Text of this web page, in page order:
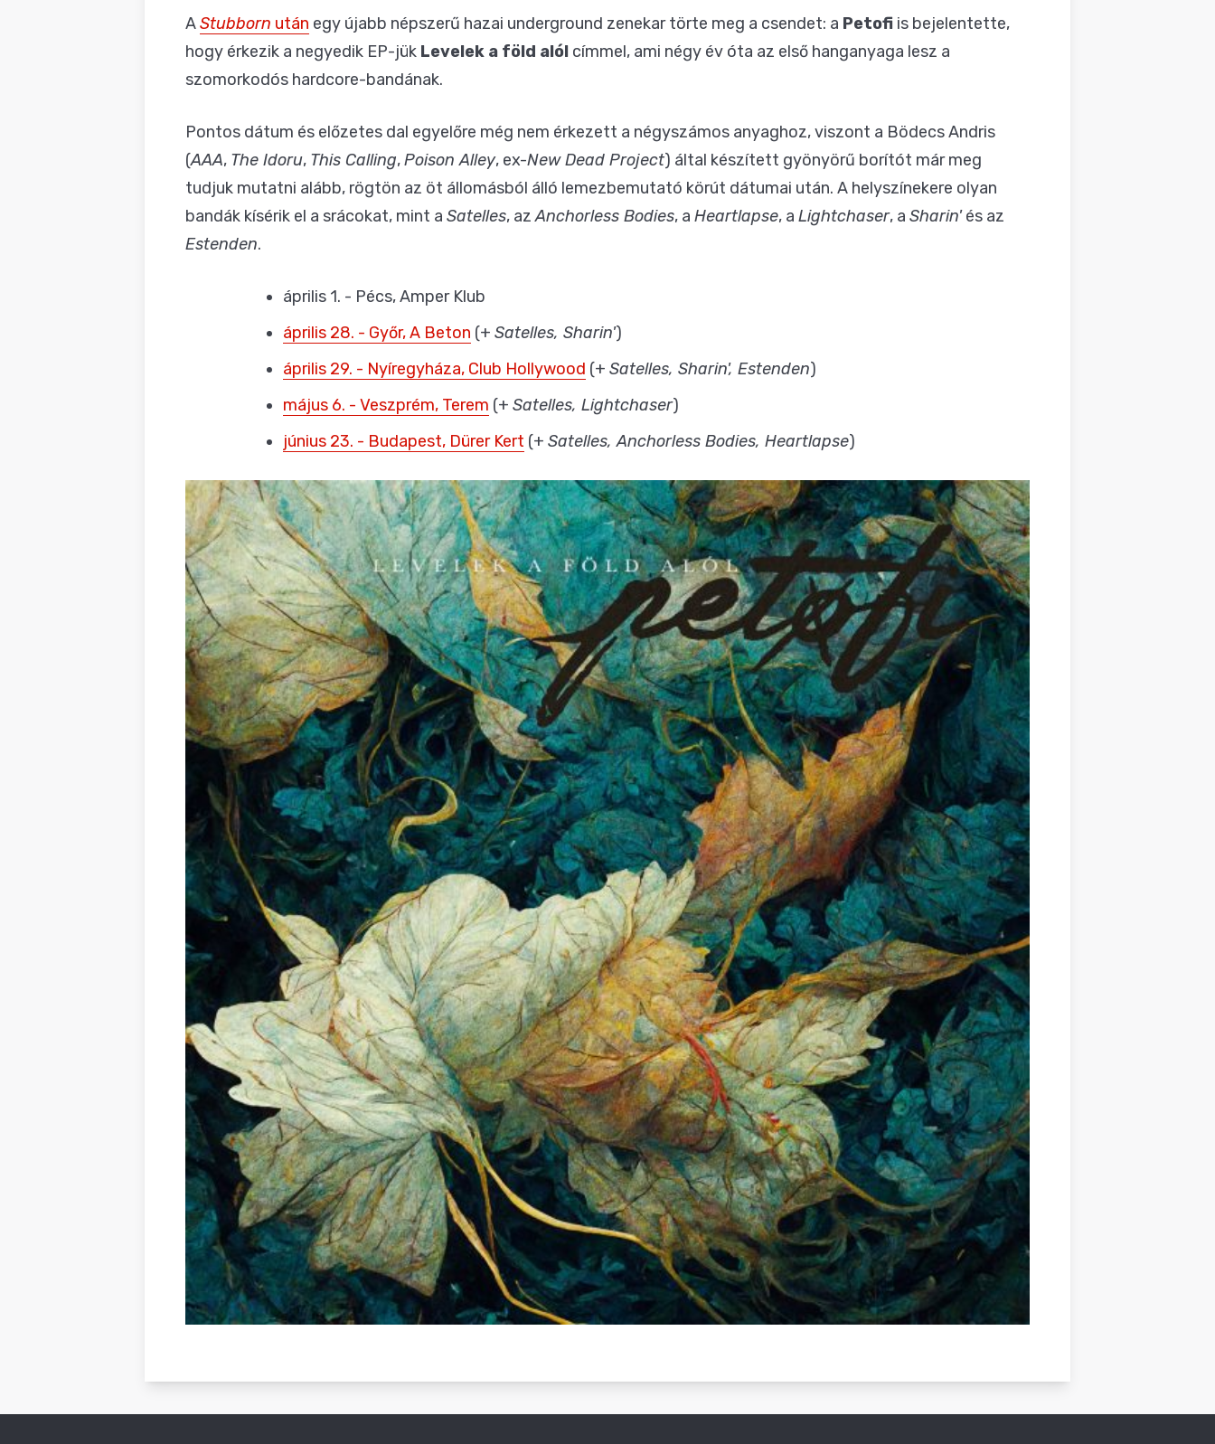
AStubborn után egy újabb népszerű hazai underground zenekar törte meg a csendet: a Petofi is bejelentette,
hogy érkezik a negyedik EP-jük Levelek a föld alól címmel, ami négy év óta az első hanganyaga lesz a
szomorkodós hardcore-bandának.
Pontos dátum és előzetes dal egyelőre még nem érkezett a négyszámos anyaghoz, viszont a Bödecs Andris
(AAA, The Idoru, This Calling,Poison Alley, ex-New Dead Project) által készített gyönyörű borítót már meg
tudjuk mutatni alább, rögtön az öt állomásból álló lemezbemutató körút dátumai után. A helyszínekere olyan
bandák kísérik el a srácokat, mint a Satelles, azAnchorless Bodies, a Heartlapse, a Lightchaser, a Sharin'és az
Estenden.
április 1. - Pécs, Amper Klub
április 28. - Győr, A Beton (+ Satelles, Sharin')
április 29. - Nyíregyháza, Club Hollywood (+ Satelles, Sharin', Estenden)
május 6. - Veszprém, Terem (+ Satelles, Lightchaser)
június 23. - Budapest, Dürer Kert (+ Satelles, Anchorless Bodies, Heartlapse)